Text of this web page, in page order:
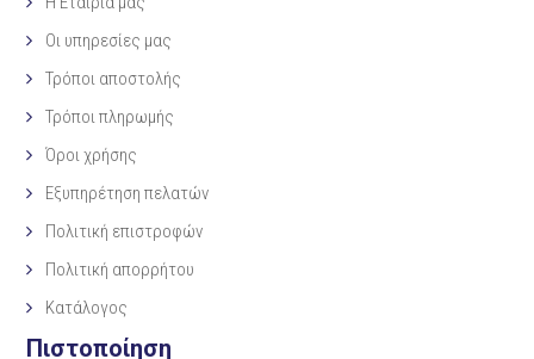
Οι υπηρεσίες μας
Τρόποι αποστολής
Τρόποι πληρωμής
Όροι χρήσης
Εξυπηρέτηση πελατών
Πολιτική επιστροφών
Πολιτική απορρήτου
Κατάλογος
Πιστοποίηση